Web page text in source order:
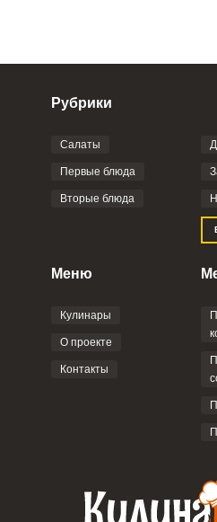
Фото до 4 шт, до 5 mb
Отправляя эту форму, вы
соглашением
Рубрики
Салаты
Первые блюда
Вторые блюда
Меню
Кулинары
О проекте
Контакты